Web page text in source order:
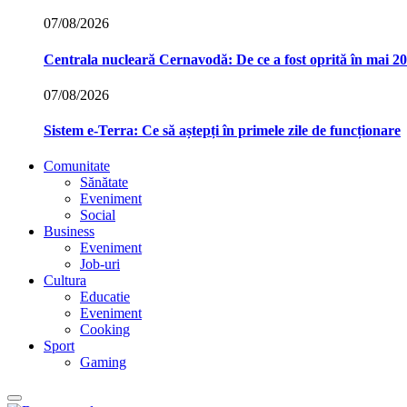
07/08/2026
Centrala nucleară Cernavodă: De ce a fost oprită în mai
07/08/2026
Sistem e-Terra: Ce să aștepți în primele zile de funcționare
Comunitate
Sănătate
Eveniment
Social
Business
Eveniment
Job-uri
Cultura
Educatie
Eveniment
Cooking
Sport
Gaming